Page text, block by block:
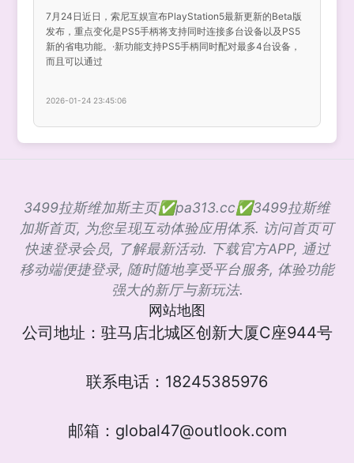
7月24日近日，索尼互娱宣布PlayStation5最新更新的Beta版
发布，重点变化是PS5手柄将支持同时连接多台设备以及PS5
新的省电功能。·新功能支持PS5手柄同时配对最多4台设备，
而且可以通过
2026-01-24 23:45:06
3499拉斯维加斯主页✅pa313.cc✅3499拉斯维
加斯首页, 为您呈现互动体验应用体系. 访问首页可
快速登录会员, 了解最新活动. 下载官方APP, 通过
移动端便捷登录, 随时随地享受平台服务, 体验功能
强大的新厅与新玩法.
网站地图
公司地址：驻马店北城区创新大厦C座944号
联系电话：18245385976
邮箱：global47@outlook.com